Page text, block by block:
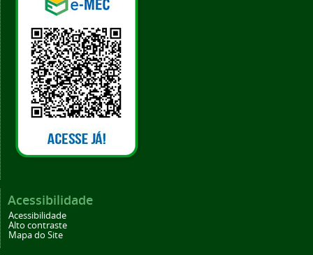
Acessibilidade
Acessibilidade
Alto contraste
Mapa do Site